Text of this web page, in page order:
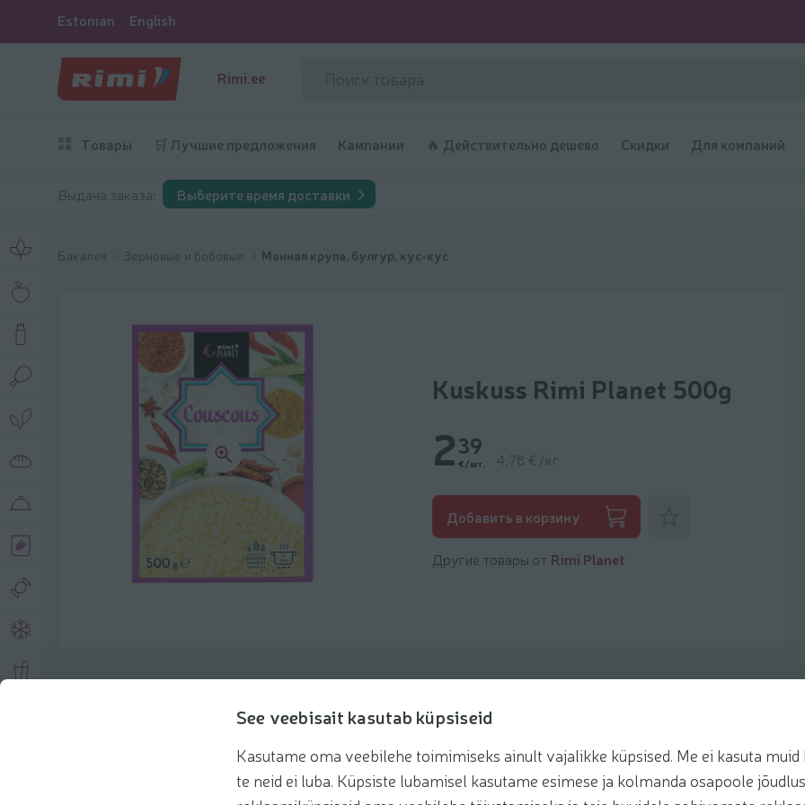
See veebisait kasutab küpsiseid
Kasutame oma veebilehe toimimiseks ainult vajalikke küpsised. Me ei kasuta muid
te neid ei luba. Küpsiste lubamisel kasutame esimese ja kolmanda osapoole
Estonian English
Rimi.ee
Товары 🛒 Лучшие предложения Кампании 🔥 Действительно дешево Скидки Для компаний
Выдача заказа: Выберите время доставки
Бакалея Зерновые и бобовые Манная крупа, булгур, кус-кус
Kuskuss Rimi Planet 500g
239
€/шт. 4,78 €/кг
Добавить в корзину
Другие товары от Rimi Planet
Рекомендации Рецепты